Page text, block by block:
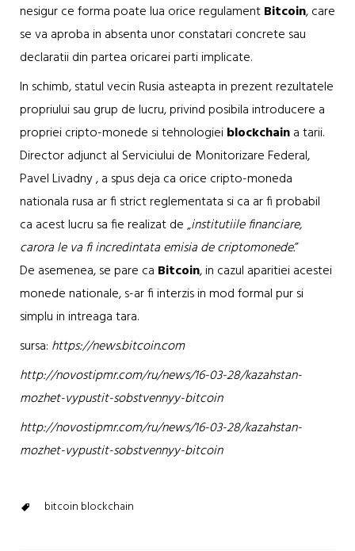
nesigur ce forma poate lua orice regulamentBitcoin, care
se va aproba in absenta unor constatari concrete sau
declaratii din partea oricarei parti implicate.
In schimb, statul vecin Rusia asteapta in prezent rezultatele
propriului sau grup de lucru, privind posibila introducere a
propriei cripto-monede si tehnologieiblockchaina tarii.
Director adjunct al Serviciului de Monitorizare Federal,
Pavel Livadny , a spus deja ca orice cripto-moneda
nationala rusa ar fi strict reglementata si ca ar fi probabil
ca acest lucru sa fie realizat de „institutiile financiare,
carora le va fi incredintata emisia de criptomonede.”
De asemenea, se pare ca Bitcoin, in cazul aparitiei acestei
monede nationale, s-ar fi interzis in mod formal pur si
simplu in intreaga tara.
sursa: https://news.bitcoin.com
http://novostipmr.com/ru/news/16-03-28/kazahstan-
mozhet-vypustit-sobstvennyy-bitcoin
http://novostipmr.com/ru/news/16-03-28/kazahstan-
mozhet-vypustit-sobstvennyy-bitcoin
bitcoin blockchain